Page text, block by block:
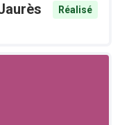
Réalisé